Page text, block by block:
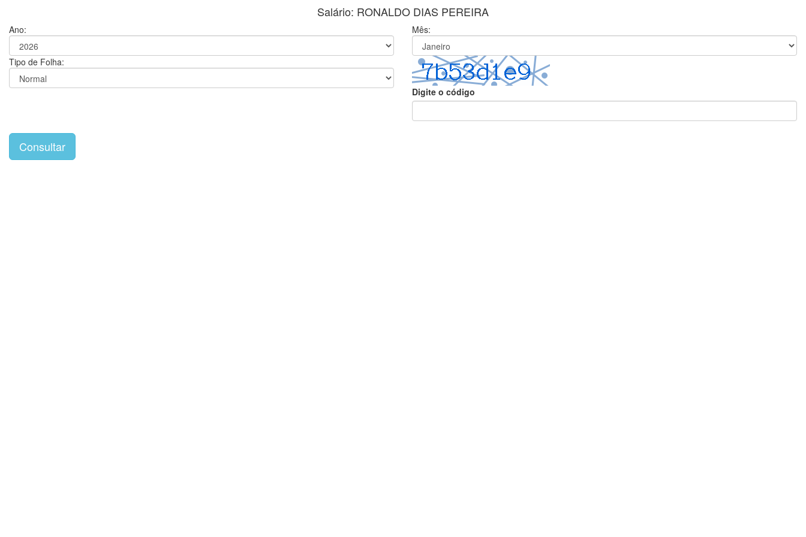
Salário: RONALDO DIAS PEREIRA
Ano: Mês:
Tipo de Folha:
Digite o código